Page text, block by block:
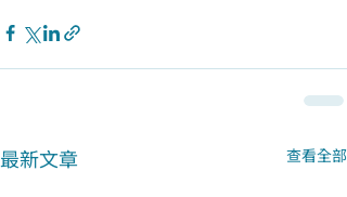
最新文章 查看全部